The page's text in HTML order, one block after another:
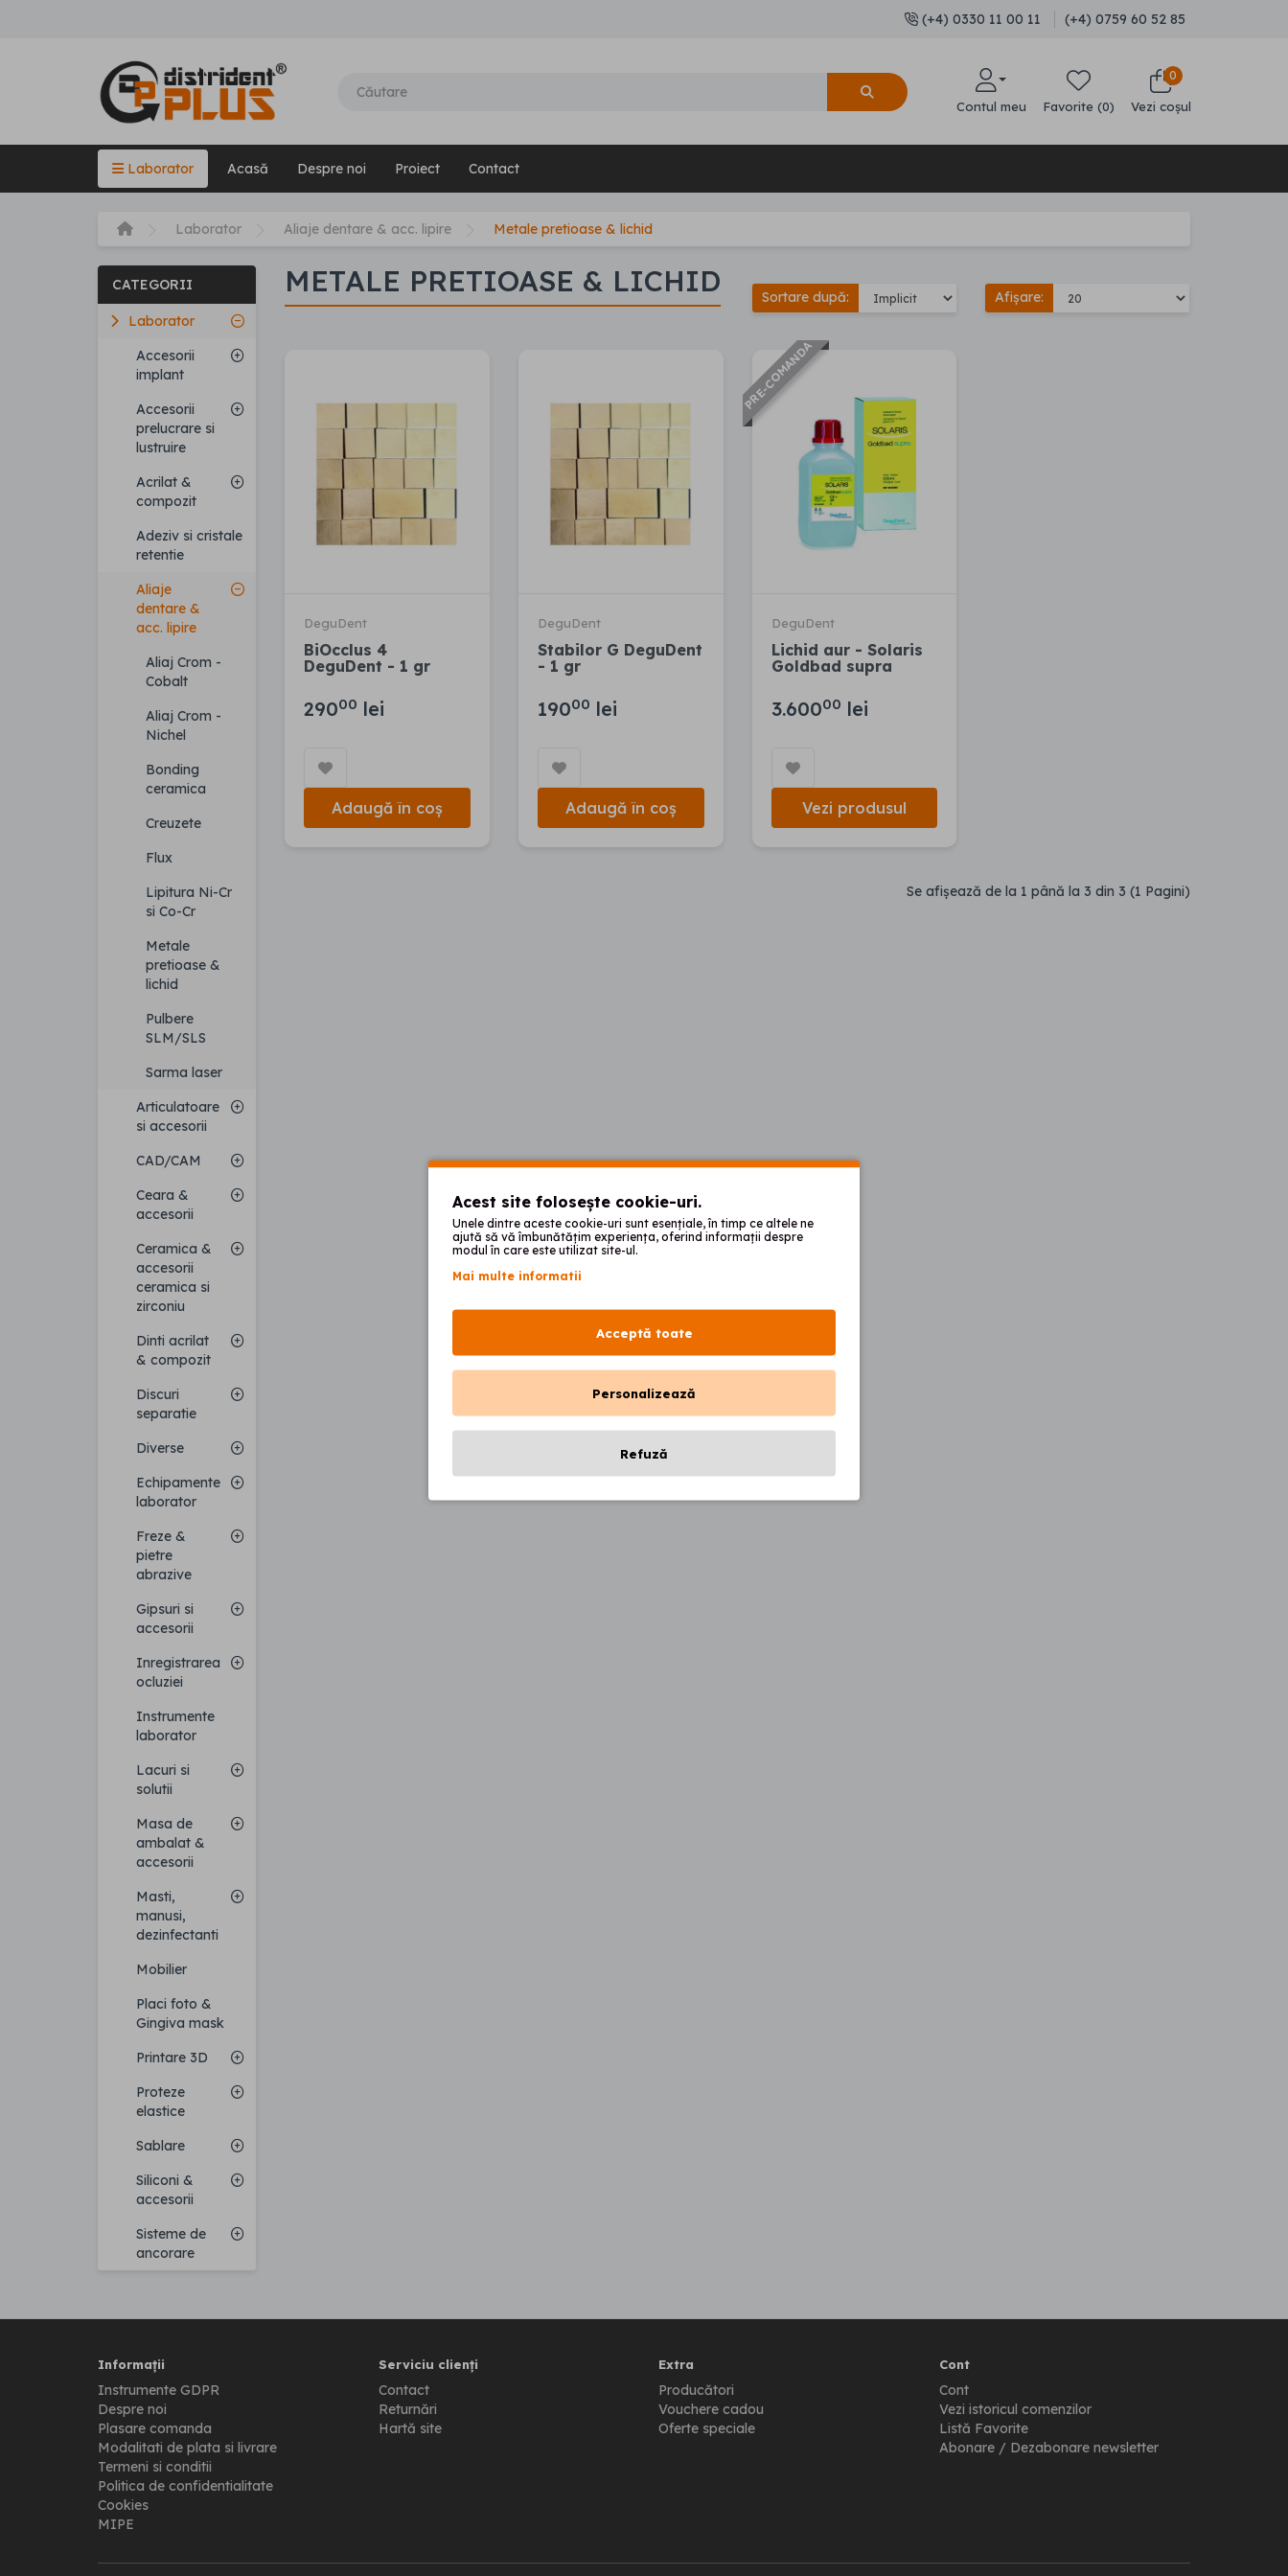
(+4) 0330 11 00 11 (+4) 0759 60 52 85
Contul meu Favorite (0)
0
Vezi coșul
Laborator Acasă Despre noi Proiect Contact
Laborator Aliaje dentare & acc. lipire Metale pretioase & lichid
CATEGORII
Laborator
Accesorii
implant
Accesorii
prelucrare si
lustruire
Acrilat &
compozit
Adeziv si cristale
retentie
Aliaje
dentare &
acc. lipire
Aliaj Crom -
Cobalt
Aliaj Crom -
Nichel
Bonding
ceramica
Creuzete
Flux
Lipitura Ni-Cr
si Co-Cr
Metale
pretioase &
lichid
Pulbere
SLM/SLS
Sarma laser
Articulatoare
si accesorii
CAD/CAM
Ceara &
accesorii
Ceramica &
accesorii
ceramica si
zirconiu
Dinti acrilat
& compozit
Discuri
separatie
Diverse
Echipamente
laborator
Freze &
pietre
abrazive
Gipsuri si
accesorii
Inregistrarea
ocluziei
Instrumente
laborator
Lacuri si
solutii
Masa de
ambalat &
accesorii
Masti,
manusi,
dezinfectanti
Mobilier
Placi foto &
Gingiva mask
Printare 3D
Proteze
elastice
Sablare
Siliconi &
accesorii
Sisteme de
ancorare
METALE PRETIOASE & LICHID Sortare după: Afișare:
DeguDent
BiOcclus 4
DeguDent - 1 gr
29000 lei
Adaugă în coș
DeguDent
Stabilor G DeguDent
- 1 gr
19000 lei
Adaugă în coș
PRE-COMANDA
DeguDent
Lichid aur - Solaris
Goldbad supra
3.60000 lei
Vezi produsul
Se afişează de la 1 până la 3 din 3 (1 Pagini)
Informații
Instrumente GDPR
Despre noi
Plasare comanda
Modalitati de plata si livrare
Termeni si conditii
Politica de confidentialitate
Cookies
MIPE
Serviciu clienți
Contact
Returnări
Hartă site
Extra
Producători
Vouchere cadou
Oferte speciale
Cont
Cont
Vezi istoricul comenzilor
Listă Favorite
Abonare / Dezabonare newsletter
Acest site folosește cookie-uri.
Unele dintre aceste cookie-uri sunt esențiale, în timp ce altele ne
ajută să vă îmbunătățim experiența, oferind informații despre
modul în care este utilizat site-ul.
Mai multe informatii
Acceptă toate
Personalizează
Refuză